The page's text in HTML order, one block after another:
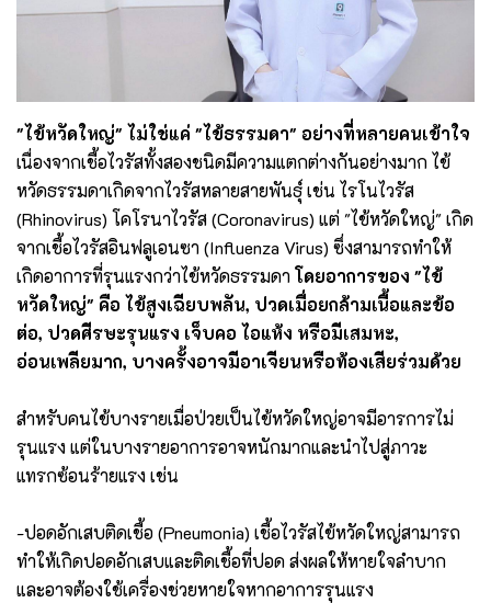
"ไข้หวัดใหญ่" ไม่ใช่แค่ "ไข้ธรรมดา" อย่างที่หลายคนเข้าใจ
เนื่องจากเชื้อไวรัสทั้งสองชนิดมีความแตกต่างกันอย่างมาก ไข้
หวัดธรรมดาเกิดจากไวรัสหลายสายพันธุ์ เช่น ไรโนไวรัส
(Rhinovirus) โคโรนาไวรัส (Coronavirus) แต่ "ไข้หวัดใหญ่" เกิด
จากเชื้อไวรัสอินฟลูเอนซา (Influenza Virus) ซึ่งสามารถทำให้
เกิดอาการที่รุนแรงกว่าไข้หวัดธรรมดาโดยอาการของ "ไข้
หวัดใหญ่" คือ ไข้สูงเฉียบพลัน, ปวดเมื่อยกล้ามเนื้อและข้อ
ต่อ, ปวดศีรษะรุนแรง เจ็บคอ ไอแห้ง หรือมีเสมหะ,
อ่อนเพลียมาก, บางครั้งอาจมีอาเจียนหรือท้องเสียร่วมด้วย
สำหรับคนไข้บางรายเมื่อป่วยเป็นไข้หวัดใหญ่อาจมีอารการไม่
รุนแรง แต่ในบางรายอาการอาจหนักมากและนำไปสู่ภาวะ
แทรกซ้อนร้ายแรง เช่น
-ปอดอักเสบติดเชื้อ (Pneumonia) เชื้อไวรัสไข้หวัดใหญ่สามารถ
ทำให้เกิดปอดอักเสบและติดเชื้อที่ปอด ส่งผลให้หายใจลำบาก
และอาจต้องใช้เครื่องช่วยหายใจหากอาการรุนแรง